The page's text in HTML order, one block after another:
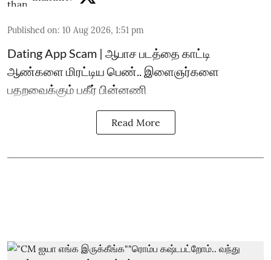
Published on: 10 Aug 2026, 1:51 pm
Dating App Scam | ஆபாச படத்தை காட்டி
ஆண்களை மிரட்டிய பெண்.. இளைஞர்களை
பதறவைக்கும் பகீர் பின்னணி
Read More